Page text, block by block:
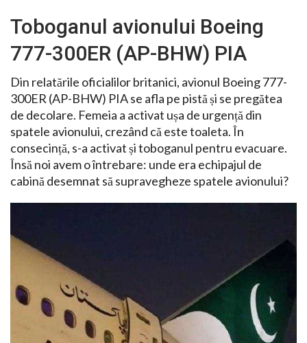
Toboganul avionului Boeing
777-300ER (AP-BHW) PIA
Din relatările oficialilor britanici, avionul Boeing 777-
300ER (AP-BHW) PIA se afla pe pistă și se pregătea
de decolare. Femeia a activat ușa de urgență din
spatele avionului, crezând că este toaleta. În
consecință, s-a activat și toboganul pentru evacuare.
Însă noi avem o întrebare: unde era echipajul de
cabină desemnat să supravegheze spatele avionului?